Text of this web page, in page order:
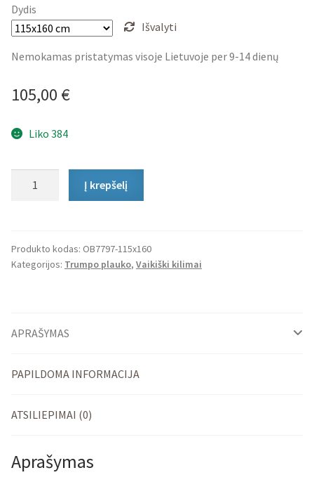
through
185,00 €
Dydis
Išvalyti
Nemokamas pristatymas visoje Lietuvoje per 9-14 dienų
105,00 €
Liko 384
My
Kids
Į krepšelį
Produkto kodas: OB7797-115x160
Kategorijos: Trumpo plauko, Vaikiški kilimai
APRAŠYMAS
PAPILDOMA INFORMACIJA
ATSILIEPIMAI (0)
Aprašymas